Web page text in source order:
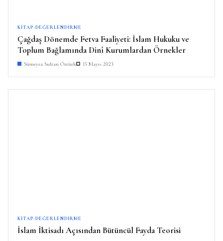
KITAP-DEĞERLENDIRME
Çağdaş Dönemde Fetva Faaliyeti: İslam Hukuku ve
Toplum Bağlamında Dinî Kurumlardan Örnekler
Sümeyra Sultan Öztürk 15 Mayıs 2023
KITAP-DEĞERLENDIRME
İslam İktisadı Açısından Bütüncül Fayda Teorisi